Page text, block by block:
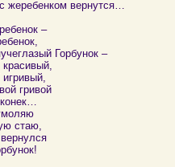
жеребенком вернутся…
–
Горбунок –
гривой
стаю,